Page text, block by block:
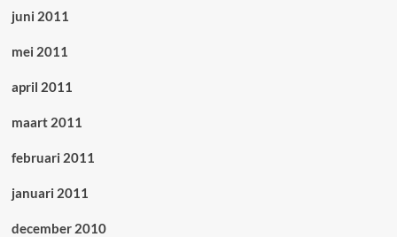
juni 2011
mei 2011
april 2011
maart 2011
februari 2011
januari 2011
december 2010